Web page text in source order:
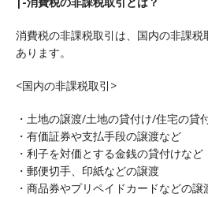
消費税の非課税取引は、国内の非課
あります。
<国内の非課税取引>
・土地の譲渡/土地の貸付け/住宅の貸
・有価証券や支払手段の譲渡など
・利子を対価とする金銭の貸付けなど
・郵便切手、印紙などの譲渡
・商品券やプリペイドカードなどの譲